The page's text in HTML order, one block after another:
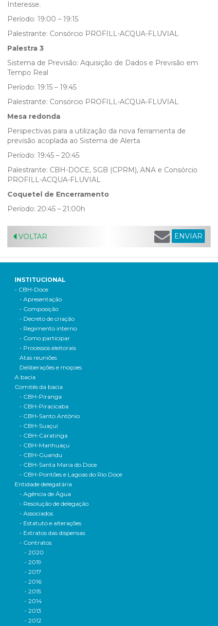
Interesse.
Período: 19:00 – 19:15
Palestrante: Consórcio PROFILL-ACQUA-FLUVIAL
Palestra 3
Sistema de Previsão: Aquisição de Dados e Previsão em
Tempo Real
Período: 19:15 – 19:45
Palestrante: Consórcio PROFILL-ACQUA-FLUVIAL
Mesa redonda
Perspectivas para a utilização da nova ferramenta de
previsão acoplada ao Sistema de Alerta
Período: 19:45 – 20:45
Palestrante: CBH-DOCE, SGB (CPRM), ANA e Consórcio
PROFILL-ACQUA-FLUVIAL
Coquetel de Encerramento
Período: 20:45 – 21:00h
VOLTAR ENVIAR
INSTITUCIONAL
- CBH-Doce
- Apresentação
- Composição
- Decreto de criação
- Regimento interno
- Como participar
- Processos eleitorais
Atas reuniões
Deliberações e moçoes
A bacia
Comitês da bacia
- CBH-Piranga
- CBH-Piracicaba
- CBH-Santo Antônio
- CBH-Suaçuí
- CBH-Caratinga
- CBH-Manhuaçu
- CBH-Guandu
- CBH-Santa Maria do Doce
- CBH-Pontões e Lagoas do Rio Doce
Entidade delegatária
- Agência de Água
- Resolução de delegação
- Associados
- Estatuto e alterações
- Extratos das dispensas
- Contratos
- 2020
- 2019
- 2017
- 2016
- 2015
- 2014
- 2013
- 2012